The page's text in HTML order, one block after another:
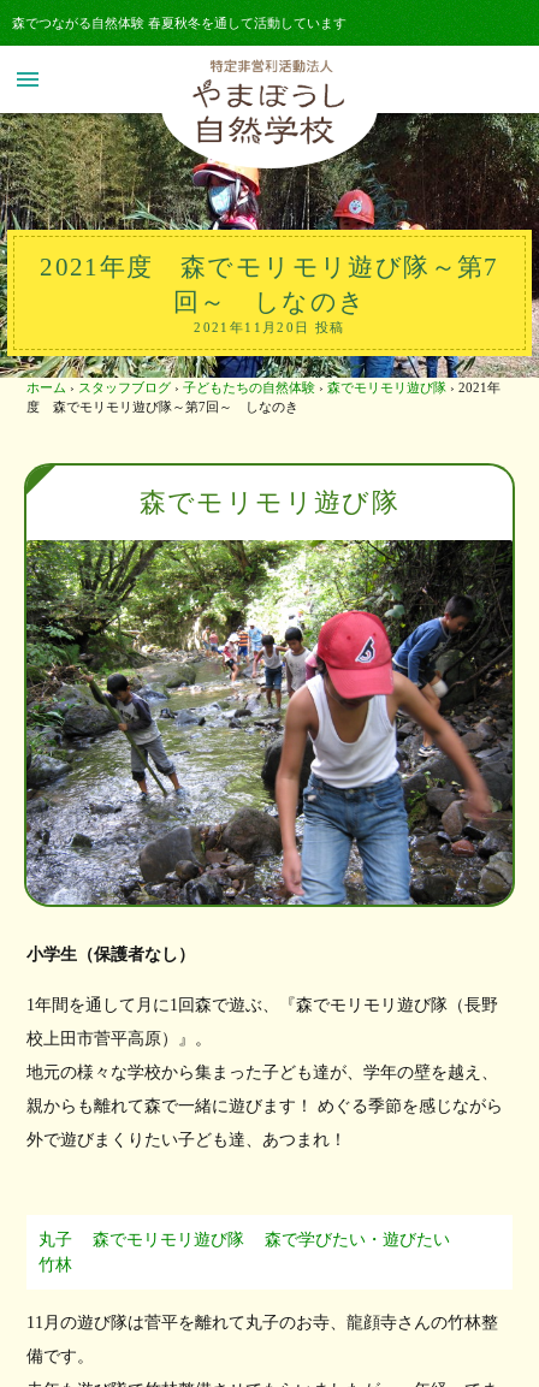
森でつながる自然体験 春夏秋冬を通して活動しています
menu
2021年度 森でモリモリ遊び隊～第7
回～ しなのき
2021年11月20日 投稿
ホーム › スタッフブログ › 子どもたちの自然体験 › 森でモリモリ遊び隊 › 2021年
度 森でモリモリ遊び隊～第7回～ しなのき
森でモリモリ遊び隊
小学生（保護者なし）
1年間を通して月に1回森で遊ぶ、『森でモリモリ遊び隊（長野
校上田市菅平高原）』。
地元の様々な学校から集まった子ども達が、学年の壁を越え、
親からも離れて森で一緒に遊びます！ めぐる季節を感じながら
外で遊びまくりたい子ども達、あつまれ！
丸子 森でモリモリ遊び隊
森で学びたい・遊びたい
竹林
11月の遊び隊は菅平を離れて丸子のお寺、龍顔寺さんの竹林整
備です。